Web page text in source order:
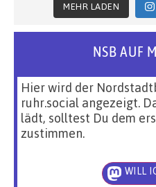
MEHR LADEN
NSB AUF
Hier wird der
ruhr.social angezeigt.
lädt, solltest Du dem
zustimmen.
WILL